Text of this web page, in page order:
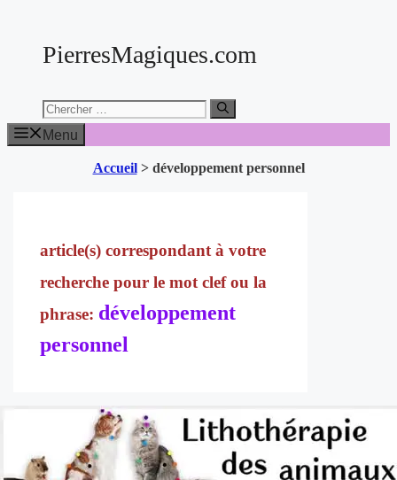
contenuPierresMagiques.com
Chercher:
Menu
Accueil> développement personnel
développement
personnel